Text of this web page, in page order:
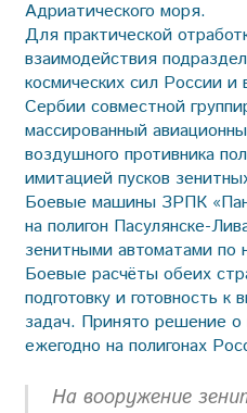
Адриатического моря.
Для практической
взаимодействия
космических сил России
Сербии совместной
массированный
воздушного противника
имитацией пусков
Боевые машины ЗРПК
на полигон Пасулянске-
зенитными автоматами по
Боевые расчёты обеих
подготовку и готовность
задач. Принято решение о
ежегодно на полигонах
На вооружение